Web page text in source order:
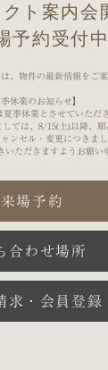
ト案内会
予約受付中
、物件の最新情報をご案
季休業のお知らせ】
季休業とさせていただ
ては、8/15(土)以降、順
ンセル・変更につきまし
いただきますようお願い
来場予約
合わせ場所
求・会員登録